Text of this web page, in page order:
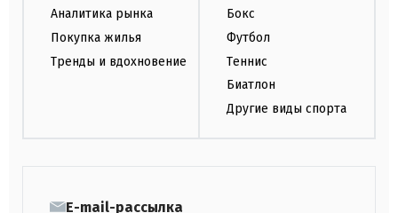
Аналитика рынка
Покупка жилья
Тренды и вдохновение
Бокс
Футбол
Теннис
Биатлон
Другие виды спорта
E-mail-рассылка